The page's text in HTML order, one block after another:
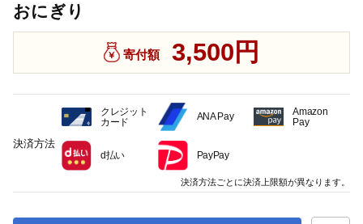
おにぎり
寄付額 3,500円
決済方法
クレジット
カード
ANA Pay
Amazon
Pay
d払い PayPay
決済方法ごとに決済上限額が異なります。